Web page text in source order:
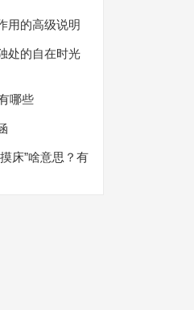
用的高级说明
处的自在时光
哪些
床”啥意思？有